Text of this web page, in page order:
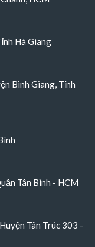
Hà Giang
Bình Giang, Tỉnh
Tân Bình - HCM
Tân Trúc 303 -